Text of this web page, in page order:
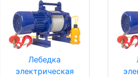
Лебедка
электрическая